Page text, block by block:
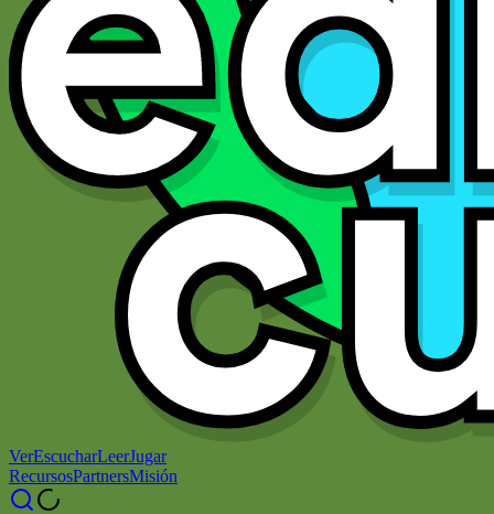
VerEscucharLeerJugar
RecursosPartnersMisión